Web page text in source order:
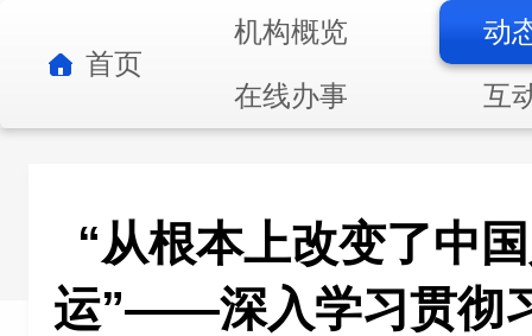
首页
机构概览
动
在线办事
互
“从根本上改变了中
运”——深入学习贯彻